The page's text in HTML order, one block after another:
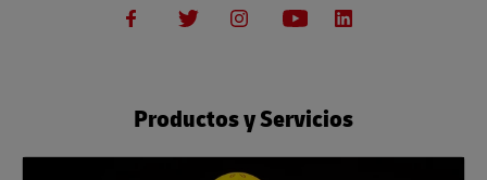
Productos y Servicios